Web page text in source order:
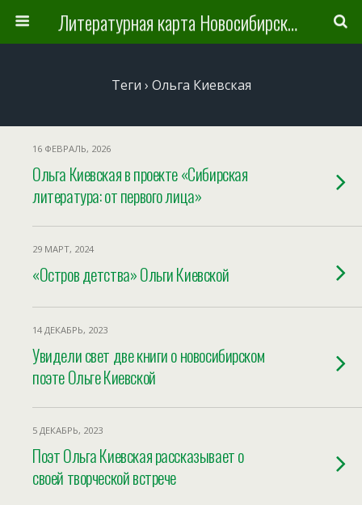
Литературная карта Новосибирска и Новосибирской области
Теги › Ольга Киевская
16 ФЕВРАЛЬ, 2026
Ольга Киевская в проекте «Сибирская
литература: от первого лица»
29 МАРТ, 2024
«Остров детства» Ольги Киевской
14 ДЕКАБРЬ, 2023
Увидели свет две книги о новосибирском
поэте Ольге Киевской
5 ДЕКАБРЬ, 2023
Поэт Ольга Киевская рассказывает о
своей творческой встрече